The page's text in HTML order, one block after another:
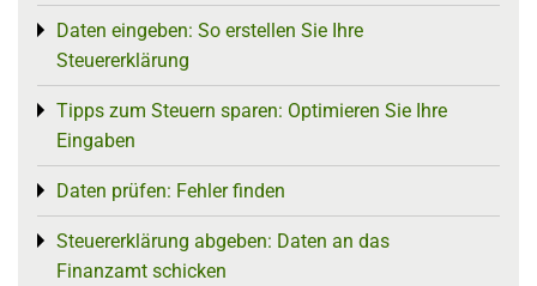
Daten eingeben: So erstellen Sie Ihre
Steuererklärung
Toggle menu
Tipps zum Steuern sparen: Optimieren Sie Ihre
Eingaben
Toggle menu
Daten prüfen: Fehler finden
Toggle menu
Steuererklärung abgeben: Daten an das
Finanzamt schicken
Toggle menu